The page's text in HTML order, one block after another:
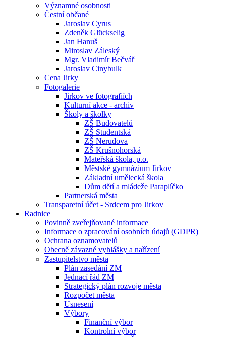
Významné osobnosti
Čestní občané
Jaroslav Cyrus
Zdeněk Glückselig
Jan Hanuš
Miroslav Záleský
Mgr. Vladimír Bečvář
Jaroslav Cinybulk
Cena Jirky
Fotogalerie
Jirkov ve fotografiích
Kulturní akce - archiv
Školy a školky
ZŠ Budovatelů
ZŠ Studentská
ZŠ Nerudova
ZŠ Krušnohorská
Mateřská škola, p.o.
Městské gymnázium Jirkov
Základní umělecká škola
Dům dětí a mládeže Paraplíčko
Partnerská města
Transparetní účet - Srdcem pro Jirkov
Radnice
Povinně zveřejňované informace
Informace o zpracování osobních údajů (GDPR)
Ochrana oznamovatelů
Obecně závazné vyhlášky a nařízení
Zastupitelstvo města
Plán zasedání ZM
Jednací řád ZM
Strategický plán rozvoje města
Rozpočet města
Usnesení
Výbory
Finanční výbor
Kontrolní výbor